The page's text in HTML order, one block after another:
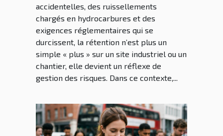
accidentelles, des ruissellements
chargés en hydrocarbures et des
exigences réglementaires qui se
durcissent, la rétention n’est plus un
simple « plus » sur un site industriel ou un
chantier, elle devient un réflexe de
gestion des risques. Dans ce contexte,...